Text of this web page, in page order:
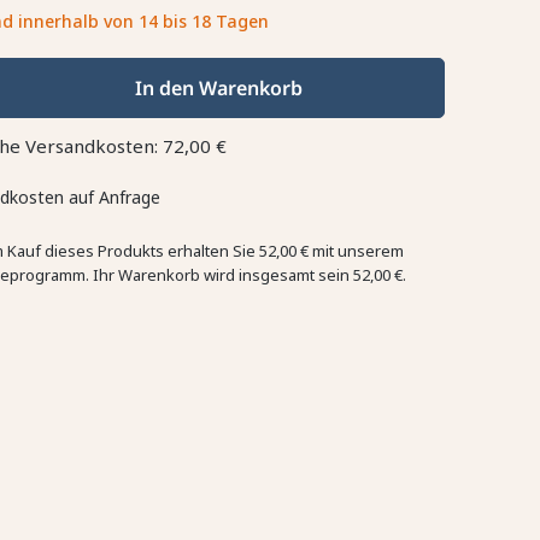
innerhalb von 14 bis 18 Tagen
In den Warenkorb
Versandkosten: 72,00 €
auf Anfrage
Kauf dieses Produkts erhalten Sie 52,00 €mit unserem
Ihr Warenkorb wird insgesamt sein 52,00 €.